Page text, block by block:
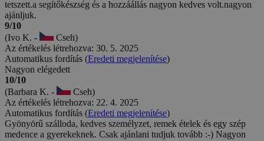
tetszett.a segítőkészség és a hozzáállás nagyon kedves volt.nagyon
ajánljuk.
9/10
(Ivo K. -
Cseh)
Az értékelés létrehozva: 30. 5. 2025
Automatikus fordítás (Eredeti megjelenítése)
Nagyon elégedett
10/10
(Barbara K. -
Cseh)
Az értékelés létrehozva: 22. 4. 2025
Automatikus fordítás (Eredeti megjelenítése)
Gyönyörű szálloda, kedves személyzet, remek ételek és egy szép
medence a gyerekeknek. Csak ajánlani tudjuk tovább :-) Nagyon